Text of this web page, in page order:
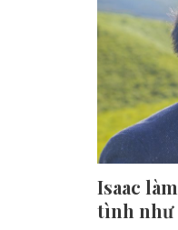
Isaac
tình như